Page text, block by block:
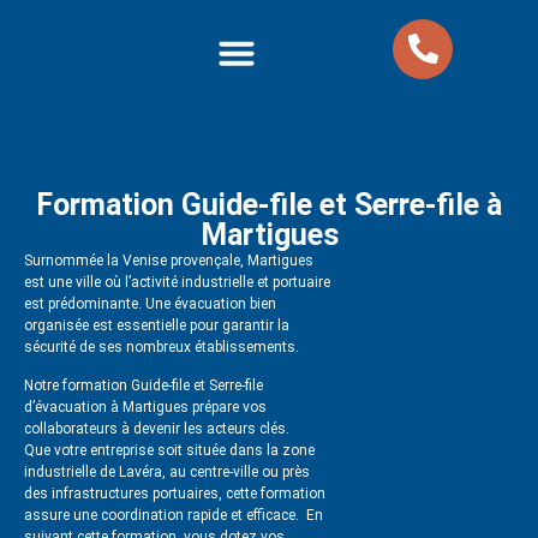
Formation Guide-file et Serre-file à
Martigues
Surnommée la Venise provençale, Martigues
est une ville où l’activité industrielle et portuaire
est prédominante. Une évacuation bien
organisée est essentielle pour garantir la
sécurité de ses nombreux établissements.
Notre formation Guide-file et Serre-file
d’évacuation à Martigues prépare vos
collaborateurs à devenir les acteurs clés.
Que votre entreprise soit située dans la zone
industrielle de Lavéra, au centre-ville ou près
des infrastructures portuaires, cette formation
assure une coordination rapide et efficace. En